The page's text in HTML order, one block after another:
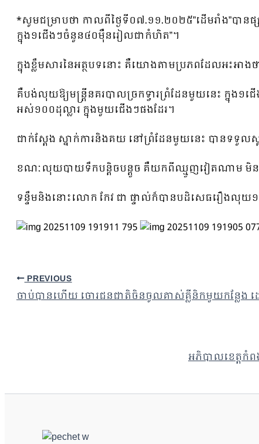
*សូមជម្រាបថា កាលពីថ្ងៃទី០៧.១១.២០២៥”ដើមរាំង”ប
ក្នុង១ជើងៗចំនួន៤០ម៉ឺនរៀលជាកំហិត”។
ក្នុងខ្លឹមសារនៃអត្ថបទនោះ គឺយោងតាមប្រភពដែលអះអាង
គឺបង់លុយឱ្យមន្ត្រីនគរបាលច្រកទ្វារព្រំដែនមួយនេះ ក្នុង
អស់១០០ដុល្លារ ក្នុងមួយជើងៗផងដែរ។
ជាក់ស្តែង ស្នាក់ការនិងគយ នៅព្រំដែនមួយនេះ បានទទួ
ខណៈលុយបាយទឹកបន្តិចបន្តួច គឺយកពីឈ្មួញវៀតណាម មិនយ
ទន្ទឹមនិងនោះលោក កែវ ជា ផ្ទាល់ក៏បានបដិសេធរឿងលុ
PREVIOUS
ចាប់បានហើយ ចោរជនជាតិចិនចូលគាស់គ្លីនិកមួយកន្លែង
អភិបាលខេត្តកំព